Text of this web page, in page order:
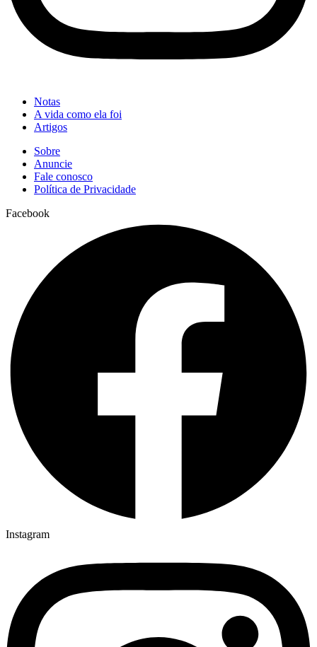
Notas
A vida como ela foi
Artigos
Sobre
Anuncie
Fale conosco
Política de Privacidade
Facebook
Instagram